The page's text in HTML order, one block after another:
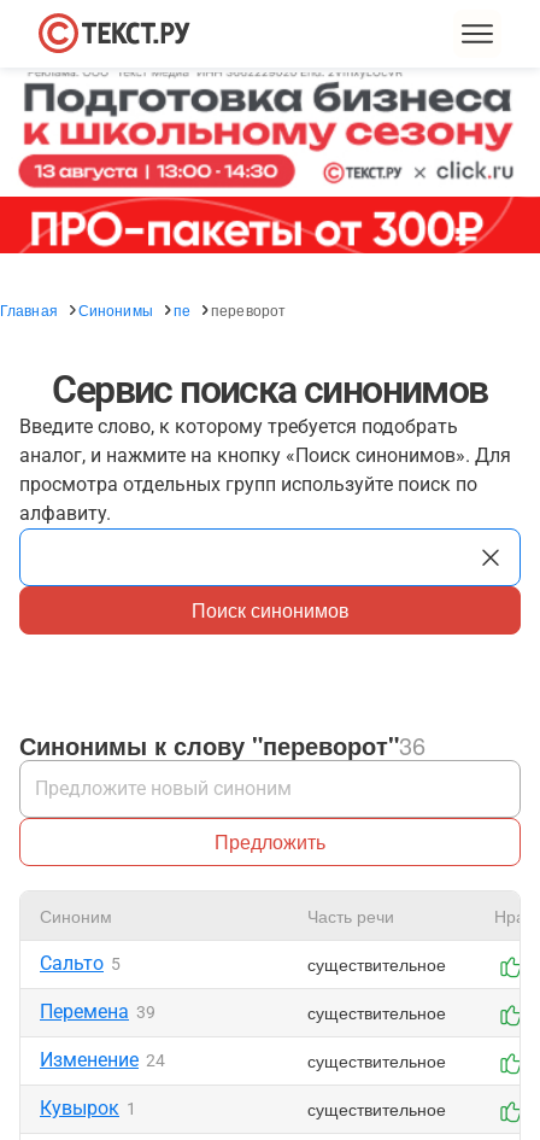
Главная Синонимы пе переворот
Сервис поиска синонимов
Введите слово, к которому требуется подобрать
аналог, и нажмите на кнопку «Поиск синонимов». Для
просмотра отдельных групп используйте поиск по
алфавиту.
Поиск синонимов
Синонимы к слову "переворот"36
Предложить
Синоним Часть речи
Сальто 5 существительное
Перемена 39 существительное
Изменение 24 существительное
Кувырок 1 существительное